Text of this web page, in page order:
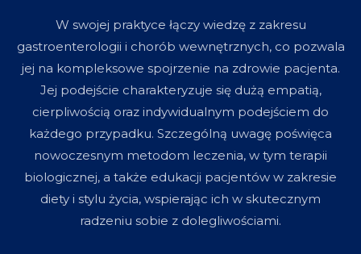
W swojej praktyce łączy wiedzę z zakresu
gastroenterologii i chorób wewnętrznych, co pozwala
jej na kompleksowe spojrzenie na zdrowie pacjenta.
Jej podejście charakteryzuje się dużą empatią,
cierpliwością oraz indywidualnym podejściem do
każdego przypadku. Szczególną uwagę poświęca
nowoczesnym metodom leczenia, w tym terapii
biologicznej, a także edukacji pacjentów w zakresie
diety i stylu życia, wspierając ich w skutecznym
radzeniu sobie z dolegliwościami.